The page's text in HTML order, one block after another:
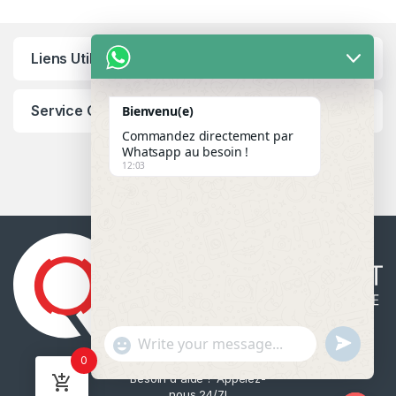
Liens Utiles
Service Client
Besoin d'aide ? Appelez-
0
Bienvenu(e)
Commandez directement par
Whatsapp au besoin !
12:03
"
+
c
WhatsApp Message
u
n
d